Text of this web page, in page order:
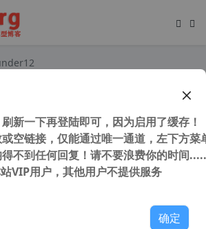
下载和云盘
新一下再登陆即可，因为启用了缓存！
空链接，仅能通过唯一通道，左下方菜
不到任何回复！请不要浪费你的时间
VIP用户，其他用户不提供服务
确定